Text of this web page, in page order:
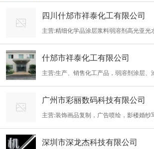
生5代、6代、7代弱溶剂墨水，压电水性
墨水及数码印花热转印热升华（分散）墨
20、柯尼卡512/1024、赛尔382/600、
真喷绘领域的辉煌新篇章!
四川什邡市祥泰化工有限公司
主营:精细化学品涂层浆料弱溶剂高光亚光
什邡市祥泰化工有限公司
主营:生产、销售化工产品，弱溶剂涂层、
广州市彩丽数码科技有限公司
主营:装饰画品复制，广告喷绘，影楼婚纱
刷，艺术微喷，摄影展，画展等喷绘耗材
深圳市深龙杰科技有限公司